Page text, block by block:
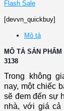
Flash Sale
[devvn_quickbuy]
Mô tả
MÔ TẢ SẢN
3138
Trong không
nay, một chiếc
sẽ đem đến sự
nhà, với giá cả